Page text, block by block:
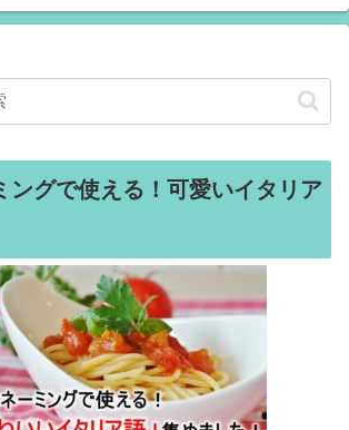
ングで使える！可愛いイタリア